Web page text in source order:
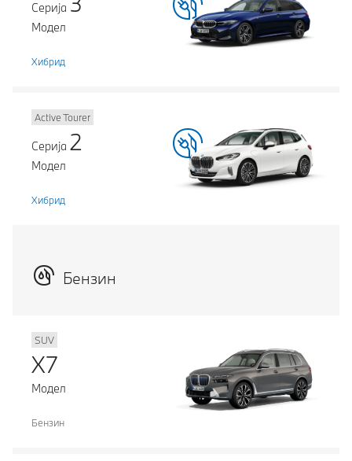
Серија
Модел
Хибрид
Active Tourer
Серија 2
Модел
Хибрид
Бензин
SUV
X7
Модел
Бензин